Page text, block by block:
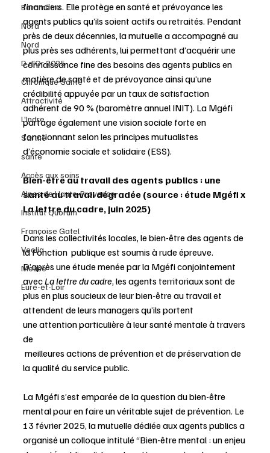
Baromètre
Nord
Nord
D d'Or 2025
Chronique Santé
Attractivité
L'Indre
Sarthe
santé
Accès aux soins
Alpes de Haute-Provence
Institut Quorum
Françoise Gatel
Veolia
Meuse
Eure-et-Loir
financiers. Elle protège en santé et prévoyance les
agents publics qu’ils soient actifs ou retraités. Pendant
près de deux décennies, la mutuelle a accompagné au
plus près ses adhérents, lui permettant d’acquérir une
connaissance fine des besoins des agents publics en
matière de santé et de prévoyance ainsi qu’une
crédibilité appuyée par un taux de satisfaction
adhérent de 90 % (baromètre annuel INIT). La Mgéfi
partage également une vision sociale forte en
fonctionnant selon les principes mutualistes
d’économie sociale et solidaire (ESS).
Bien-être au travail des agents publics : une
santé au travail dégradée (source : étude Mgéfi x
La lettre du cadre, juin 2025)
Dans les collectivités locales, le bien-être des agents de
la Fonction  publique est soumis à rude épreuve.
D’après une étude menée par la Mgéfi conjointement
avec La lettre du cadre, les agents territoriaux sont de
plus en plus soucieux de leur bien-être au travail et
attendent de leurs managers qu’ils portent
une attention particulière à leur santé mentale à travers
de
meilleures actions de prévention et de préservation de
la qualité du service public.
La Mgéfi s’est emparée de la question du bien-être
mental pour en faire un véritable sujet de prévention. Le
13 février 2025, la mutuelle dédiée aux agents publics a
organisé un colloque intitulé “Bien-être mental : un enjeu